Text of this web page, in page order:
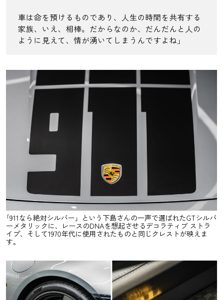
車は命を預けるものであり、人生の時間を共有する
家族、いえ、相棒。だからなのか、だんだんと人の
ように見えて、情が湧いてしまうんですよね」
｢911なら絶対シルバー」という下島さんの一声で選ばれたGTシルバ
ーメタリックに、レースのDNAを想起させるデコラティブ ストラ
イプ、そして1970年代に使用されたものと同じクレストが映えま
す。